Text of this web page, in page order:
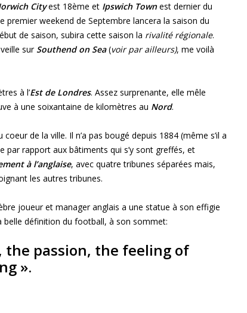
City est 18ème et Ipswich Town est dernier du
weekend de Septembre lancera la saison du
de saison, subira cette saison la rivalité régionale.
surSouthend on Sea(voir par ailleurs), me voilà
à l’Est de Londres. Assez surprenante, elle mêle
à une soixantaine de kilomètres au Nord.
de la ville. Il n’a pas bougé depuis 1884 (même s’il a
par rapport aux bâtiments qui s’y sont greffés, et
à l’anglaise, avec quatre tribunes séparées mais,
les autres tribunes.
joueur et manager anglais a une statue à son effigie
belle définition du football, à son sommet:
the passion, the feeling of
».